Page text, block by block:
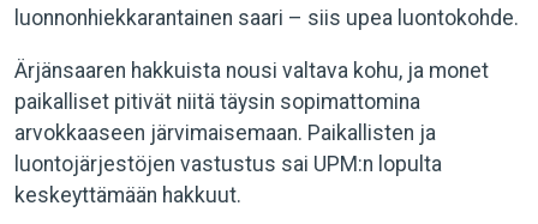
luonnonhiekkarantainen saari – siis upea luontokohde.
Ärjänsaaren hakkuista nousi valtava kohu, ja monet
paikalliset pitivät niitä täysin sopimattomina
arvokkaaseen järvimaisemaan. Paikallisten ja
luontojärjestöjen vastustus sai UPM:n lopulta
keskeyttämään hakkuut.